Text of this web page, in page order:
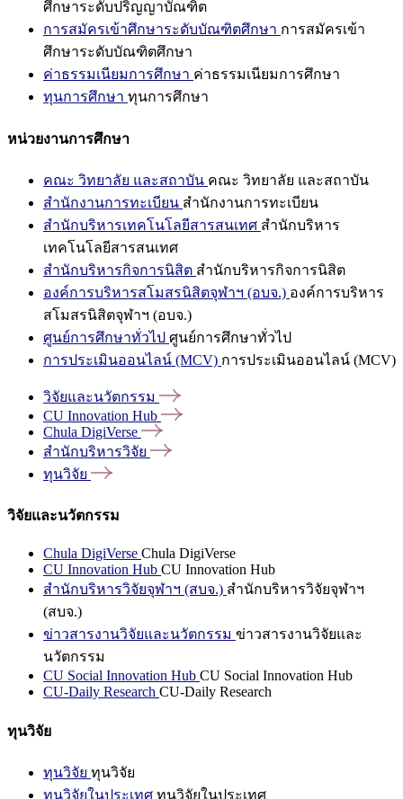
ศึกษาระดับปริญญาบัณฑิต
การสมัครเข้าศึกษาระดับบัณฑิตศึกษา การสมัครเข้า
ศึกษาระดับบัณฑิตศึกษา
ค่าธรรมเนียมการศึกษา ค่าธรรมเนียมการศึกษา
ทุนการศึกษา ทุนการศึกษา
หน่วยงานการศึกษา
คณะ วิทยาลัย และสถาบัน คณะ วิทยาลัย และสถาบัน
สำนักงานการทะเบียน สำนักงานการทะเบียน
สำนักบริหารเทคโนโลยีสารสนเทศ สำนักบริหาร
เทคโนโลยีสารสนเทศ
สำนักบริหารกิจการนิสิต สำนักบริหารกิจการนิสิต
องค์การบริหารสโมสรนิสิตจุฬาฯ (อบจ.) องค์การบริหาร
สโมสรนิสิตจุฬาฯ (อบจ.)
ศูนย์การศึกษาทั่วไป ศูนย์การศึกษาทั่วไป
การประเมินออนไลน์ (MCV) การประเมินออนไลน์ (MCV)
วิจัยและนวัตกรรม
CU Innovation Hub
Chula DigiVerse
สำนักบริหารวิจัย
ทุนวิจัย
วิจัยและนวัตกรรม
Chula DigiVerse Chula DigiVerse
CU Innovation Hub CU Innovation Hub
สำนักบริหารวิจัยจุฬาฯ (สบจ.) สำนักบริหารวิจัยจุฬาฯ
(สบจ.)
ข่าวสารงานวิจัยและนวัตกรรม ข่าวสารงานวิจัยและ
นวัตกรรม
CU Social Innovation Hub CU Social Innovation Hub
CU-Daily Research CU-Daily Research
ทุนวิจัย
ทุนวิจัย ทุนวิจัย
ทุนวิจัยในประเทศ ทุนวิจัยในประเทศ